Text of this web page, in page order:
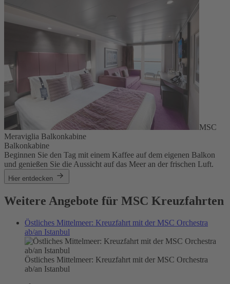
MSC
Meraviglia Balkonkabine
Balkonkabine
Beginnen Sie den Tag mit einem Kaffee auf dem eigenen Balkon
und genießen Sie die Aussicht auf das Meer an der frischen Luft.
Hier entdecken
Weitere Angebote für MSC Kreuzfahrten
Östliches Mittelmeer: Kreuzfahrt mit der MSC Orchestra
ab/an Istanbul
Östliches Mittelmeer: Kreuzfahrt mit der MSC Orchestra
ab/an Istanbul